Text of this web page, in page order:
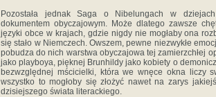
Pozostała jednak Saga o Nibelungach w
dokumentem obyczajowym. Może dlatego zawsze
języki obce w krajach, gdzie nigdy nie mogłaby ona
się stało w Niemczech. Owszem, pewne niezwykłe
pobudza do nich warstwa obyczajowa tej zamierzchłej
jako playboya, pięknej Brunhildy jako kobiety o
bezwzględnej mścicielki, która we wnęce okna liczy
wszystko to mogłoby się złożyć nawet na zarys
dzisiejszego świata literackiego.